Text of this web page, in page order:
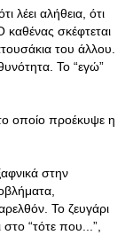
λέει αλήθεια, ότι
καθένας σκέφτεται
του άλλου.
Το “εγώ”
οποίο προέκυψε η
στην
Το ζευγάρι
στο “τότε που...”,